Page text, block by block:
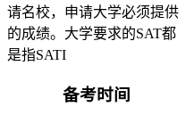
请名校，申请大学必须提供
的成绩。大学要求的SAT都
是指SATI
备考时间